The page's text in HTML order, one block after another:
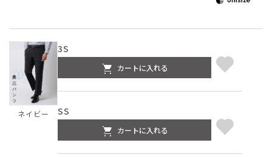
ネイビー
3S
カートに入れる
SS
カートに入れる